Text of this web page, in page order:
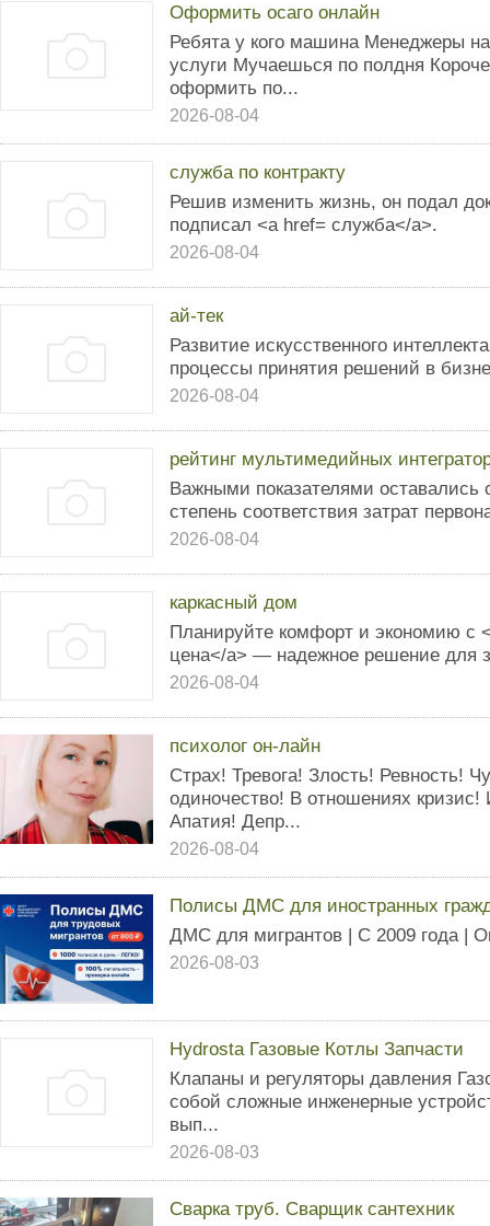
Оформить осаго онлайн
Ребята у кого машина Менеджеры
услуги Мучаешься по полдня
оформить по...
2026-08-04
служба по контракту
Решив изменить жизнь, он подал
подписал <a href= служба</a>.
2026-08-04
ай-тек
Развитие искусственного
процессы принятия решений в
2026-08-04
рейтинг мультимедийных
Важными показателями оставались
степень соответствия затрат
2026-08-04
каркасный дом
Планируйте комфорт и экономию с
цена</a> — надежное решение для
2026-08-04
психолог он-лайн
Страх! Тревога! Злость! Ревность!
одиночество! В отношениях
Апатия! Депр...
2026-08-04
Полисы ДМС для иностранных
ДМС для мигрантов | С 2009 года |
2026-08-03
Hydrosta Газовые Котлы Запчасти
Клапаны и регуляторы давления
собой сложные инженерные
вып...
2026-08-03
Сварка труб. Сварщик сантехник